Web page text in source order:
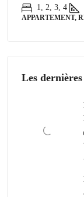
1, 2, 3, 4
APPARTEMENT,
Les